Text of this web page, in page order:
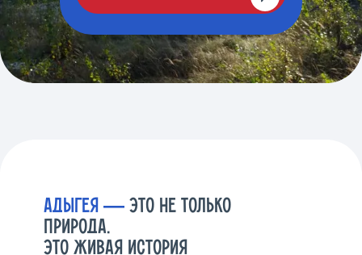
АДЫГЕЯ — ЭТО НЕ ТОЛЬКО
ПРИРОДА.
ЭТО ЖИВАЯ ИСТОРИЯ